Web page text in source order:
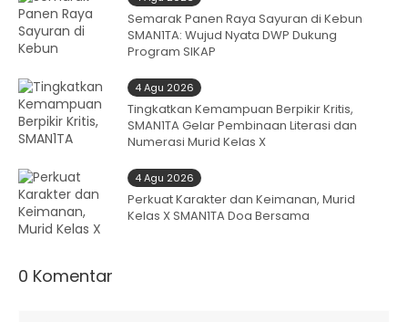
Semarak Panen Raya Sayuran di Kebun
SMAN1TA: Wujud Nyata DWP Dukung
Program SIKAP
4 Agu 2026
Tingkatkan Kemampuan Berpikir Kritis,
SMAN1TA Gelar Pembinaan Literasi dan
Numerasi Murid Kelas X
4 Agu 2026
Perkuat Karakter dan Keimanan, Murid
Kelas X SMAN1TA Doa Bersama
0 Komentar